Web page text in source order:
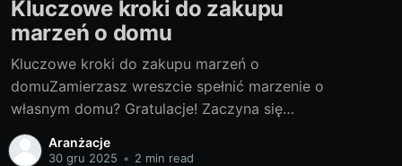
Kluczowe kroki do zakupu
marzeń o domu
Kluczowe kroki do zakupu marzeń o
domuZamierzasz wreszcie spełnić marzenie o
własnym domu? Gratulacje! Zaczyna się
prawdziwa przygoda. Przygotowaliśmy dla
Ciebie przewodnik, który pomoże Ci
Aranżacje
30 gru 2025 • 2 min read